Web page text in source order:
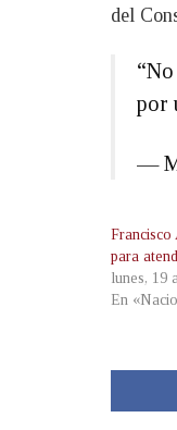
del
por
—
Francisco
para
lunes, 19
En